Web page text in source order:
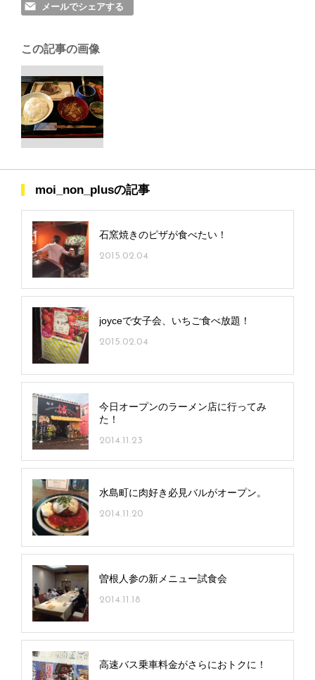
メールでシェアする
この記事の画像
moi_non_plusの記事
石窯焼きのピザが食べたい！
2015.02.04
joyceで女子会、いちご食べ放題！
2015.02.04
今日オープンのラーメン店に行ってみ
た！
2014.11.23
水島町に肉好き必見バルがオープン。
2014.11.20
曽根人参の新メニュー試食会
2014.11.18
高速バス乗車料金がさらにおトクに！